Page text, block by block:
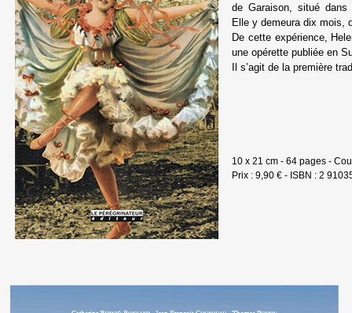
10 x 21 cm - 64 pages -
Prix : 9,90 € - ISBN : 2
de Garaison, situé dans
Elle y demeura dix mois,
De cette expérience,
une opérette publiée en
Il s’agit de la première